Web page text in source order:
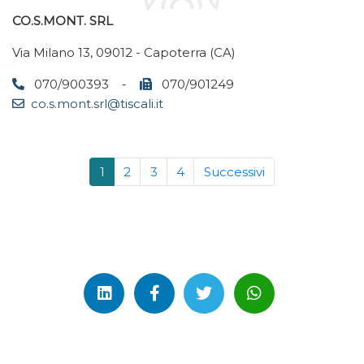
CO.S.MONT. SRL
Via Milano 13, 09012 - Capoterra (CA)
070/900393 -
070/901249
co.s.mont.srl@tiscali.it
1 2 3 4 Successivi